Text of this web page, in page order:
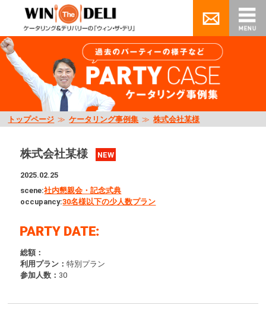
トップページ ≫ケータリング事例集 ≫株式会社某様
株式会社某様 NEW
2025.02.25
scene:社内懇親会・記念式典
occupancy:30名様以下の少人数プラン
総額：
利用プラン：特別プラン
参加人数： 30